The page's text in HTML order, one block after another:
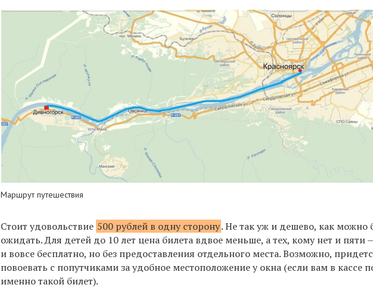
Маршрут путешествия
Стоит удовольствие 500 рублей в одну сторону. Не так уж и дешево, как можно
ожидать. Для детей до 10 лет цена билета вдвое меньше, а тех, кому нет и пяти
и вовсе бесплатно, но без предоставления отдельного места. Возможно,
повоевать с попутчиками за удобное местоположение у окна (если вам в кассе
именно такой билет).